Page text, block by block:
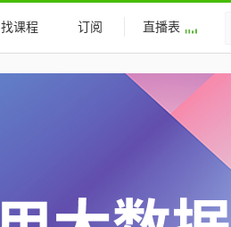
找课程 订阅 直播表